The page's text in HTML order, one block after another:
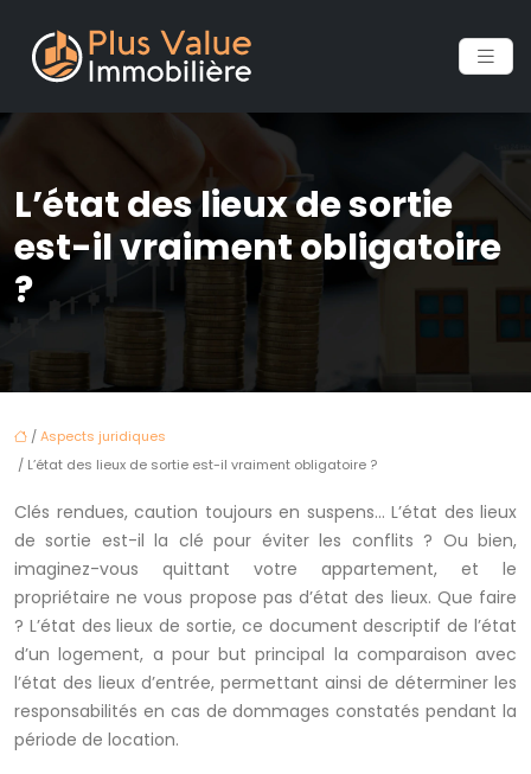
L’état des lieux de sortie
est-il vraiment obligatoire
?
/Aspects juridiques
/ L’état des lieux de sortie est-il vraiment obligatoire ?
Clés rendues, caution toujours en suspens… L’état des lieux
de sortie est-il la clé pour éviter les conflits ? Ou bien,
imaginez-vous quittant votre appartement, et le
propriétaire ne vous propose pas d’état des lieux. Que faire
? L’état des lieux de sortie, ce document descriptif de l’état
d’un logement, a pour but principal la comparaison avec
l’état des lieux d’entrée, permettant ainsi de déterminer les
responsabilités en cas de dommages constatés pendant la
période de location.